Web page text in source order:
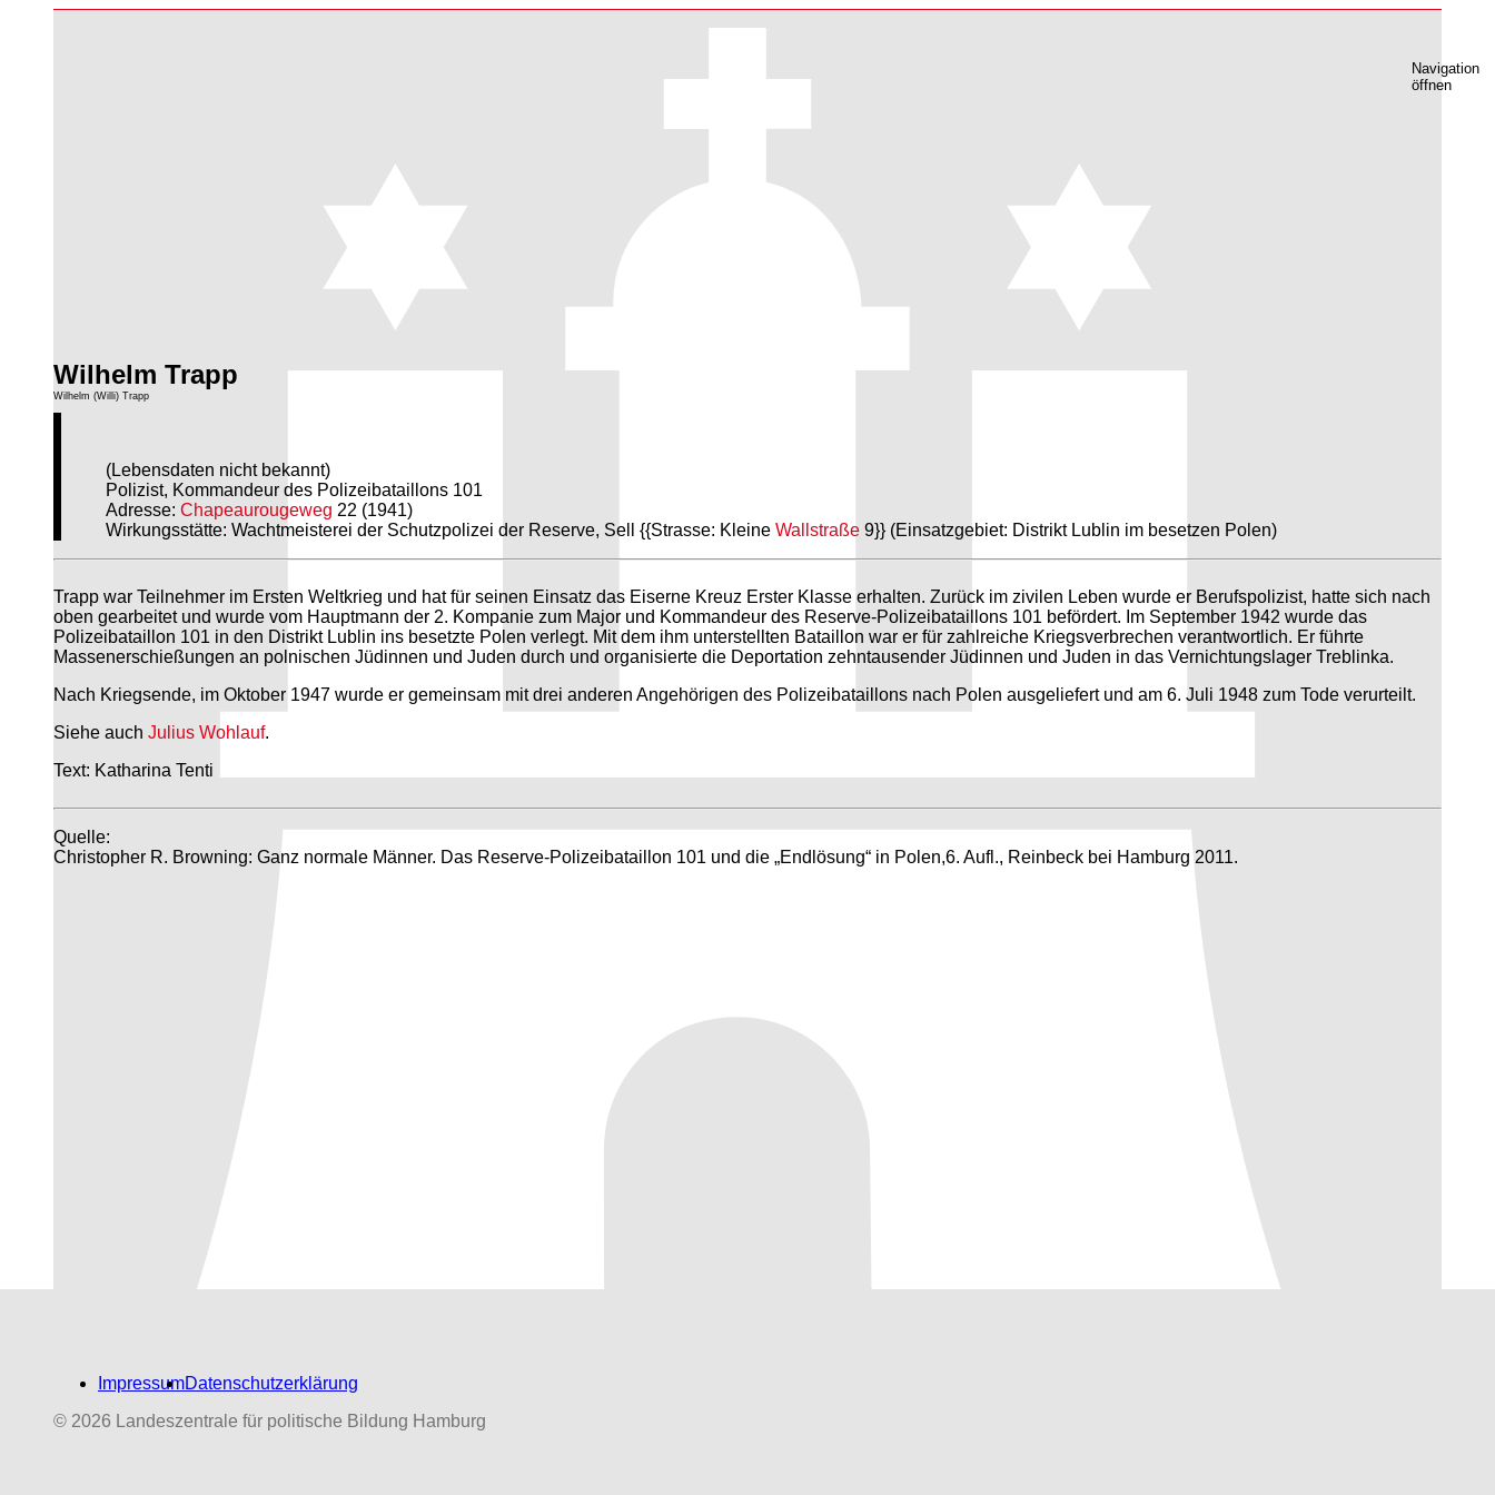
Navigation
öffnen
Wilhelm Trapp
Wilhelm (Willi) Trapp
(Lebensdaten nicht bekannt)
Polizist, Kommandeur des Polizeibataillons 101
Adresse:Chapeaurougeweg 22 (1941)
Wirkungsstätte: Wachtmeisterei der Schutzpolizei der Reserve, Sell {{Strasse: KleineWallstraße 9}} (Einsatzgebiet: Distrikt Lublin im besetzen Polen)
Trapp war Teilnehmer im Ersten Weltkrieg und hat für seinen Einsatz das Eiserne Kreuz Erster Klasse erhalten. Zurück im zivilen Leben wurde er Berufspolizist, hatte sich nach
oben gearbeitet und wurde vom Hauptmann der 2. Kompanie zum Major und Kommandeur des Reserve-Polizeibataillons 101 befördert. Im September 1942 wurde das
Polizeibataillon 101 in den Distrikt Lublin ins besetzte Polen verlegt. Mit dem ihm unterstellten Bataillon war er für zahlreiche Kriegsverbrechen verantwortlich. Er führte
Massenerschießungen an polnischen Jüdinnen und Juden durch und organisierte die Deportation zehntausender Jüdinnen und Juden in das Vernichtungslager Treblinka.
Nach Kriegsende, im Oktober 1947 wurde er gemeinsam mit drei anderen Angehörigen des Polizeibataillons nach Polen ausgeliefert und am 6. Juli 1948 zum Tode verurteilt.
Siehe auch Julius Wohlauf.
Text: Katharina Tenti
Quelle:
Christopher R. Browning: Ganz normale Männer. Das Reserve-Polizeibataillon 101 und die „Endlösung“ in Polen,6. Aufl., Reinbeck bei Hamburg 2011.
ImpressumDatenschutzerklärung
© 2026 Landeszentrale für politische Bildung Hamburg